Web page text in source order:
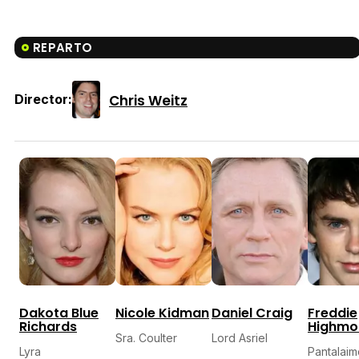
REPARTO
Director: Chris Weitz
Dakota Blue
Richards
Lyra
Nicole Kidman
Sra. Coulter
Daniel Craig
Lord Asriel
Freddie